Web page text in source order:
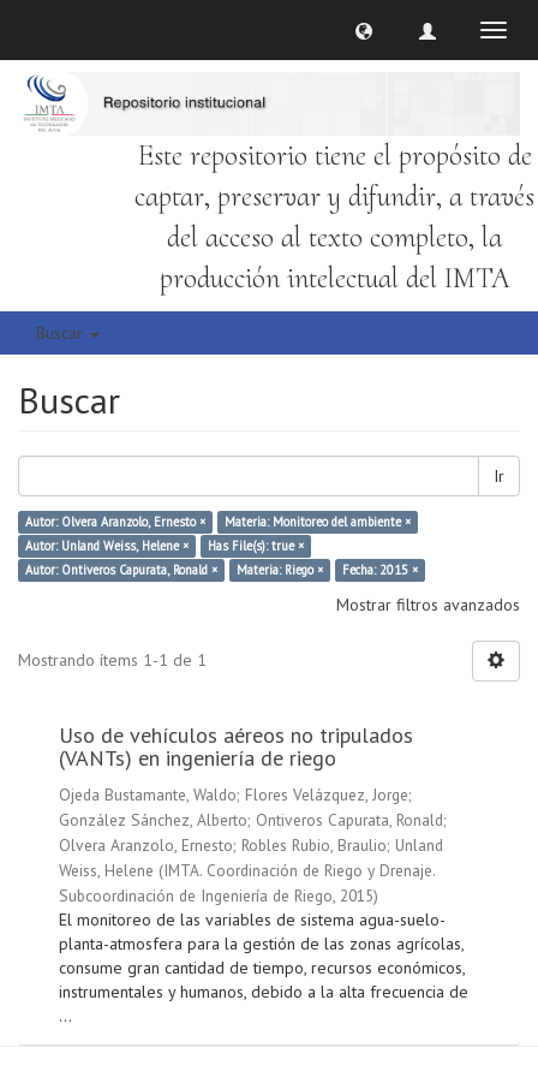
Este repositorio tiene el propósito de
captar, preservar y difundir, a través
del acceso al texto completo, la
producción intelectual del IMTA
Buscar
Buscar
Ir
Autor: Olvera Aranzolo, Ernesto ×
Materia: Monitoreo del ambiente ×
Autor: Unland Weiss, Helene ×
Has File(s): true ×
Autor: Ontiveros Capurata, Ronald ×
Materia: Riego × Fecha: 2015 ×
Mostrar filtros avanzados
Mostrando ítems 1-1 de 1
Uso de vehículos aéreos no tripulados
(VANTs) en ingeniería de riego
Ojeda Bustamante, Waldo; Flores Velázquez, Jorge;
González Sánchez, Alberto; Ontiveros Capurata, Ronald;
Olvera Aranzolo, Ernesto; Robles Rubio, Braulio; Unland
Weiss, Helene (IMTA. Coordinación de Riego y Drenaje.
Subcoordinación de Ingeniería de Riego, 2015)
El monitoreo de las variables de sistema agua-suelo-
planta-atmosfera para la gestión de las zonas agrícolas,
consume gran cantidad de tiempo, recursos económicos,
instrumentales y humanos, debido a la alta frecuencia de
...